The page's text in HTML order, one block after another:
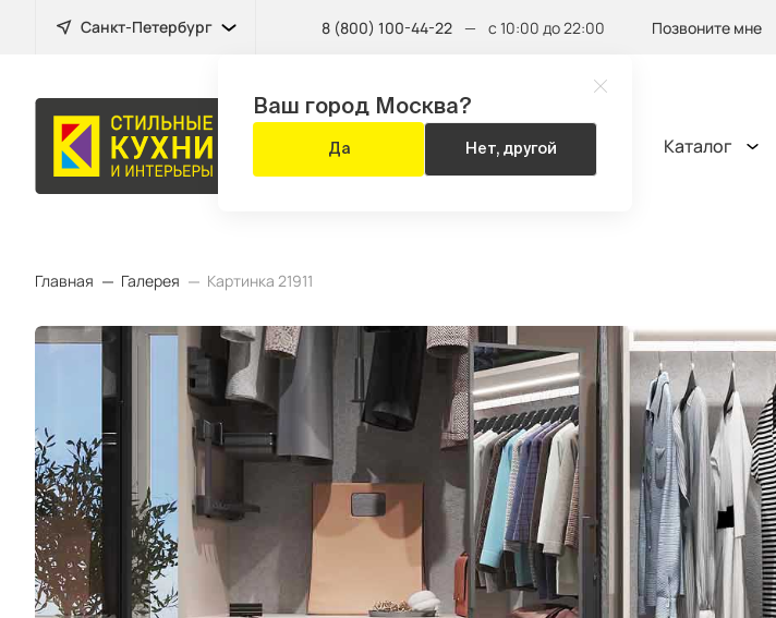
Ваш город Москва?
Да Нет, другой
Санкт-Петербург 8 (800) 100-44-22 — с 10:00 до 22:00 Позвоните мне
БЫТОВАЯ
ТЕХНИКА Каталог
Главная Галерея Картинка 21911